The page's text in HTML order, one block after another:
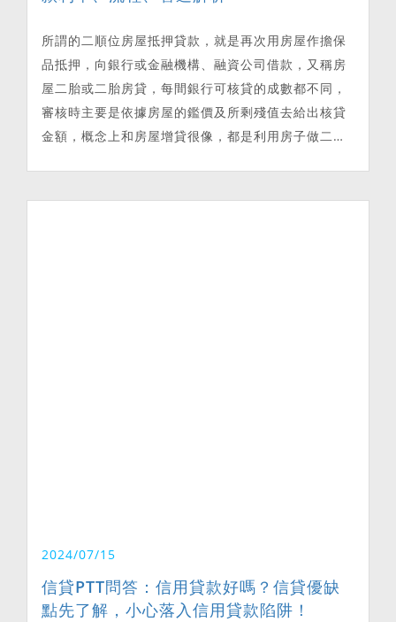
所謂的二順位房屋抵押貸款，就是再次用房屋作擔保
品抵押，向銀行或金融機構、融資公司借款，又稱房
屋二胎或二胎房貸，每間銀行可核貸的成數都不同，
審核時主要是依據房屋的鑑價及所剩殘值去給出核貸
金額，概念上和房屋增貸很像，都是利用房子做二次
2024/07/15
信貸PTT問答：信用貸款好嗎？信貸優缺
點先了解，小心落入信用貸款陷阱！